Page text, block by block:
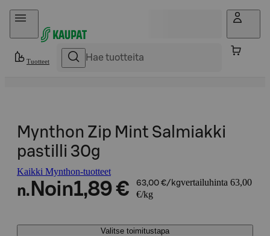
Hyppää sisältöön
Tuotteet
Mynthon Zip Mint Salmiakki
pastilli 30g
Kaikki Mynthon-tuotteet
n. Noin1,89 € 63,00 €/kgvertailuhinta 63,00
€/kg
Valitse toimitustapa